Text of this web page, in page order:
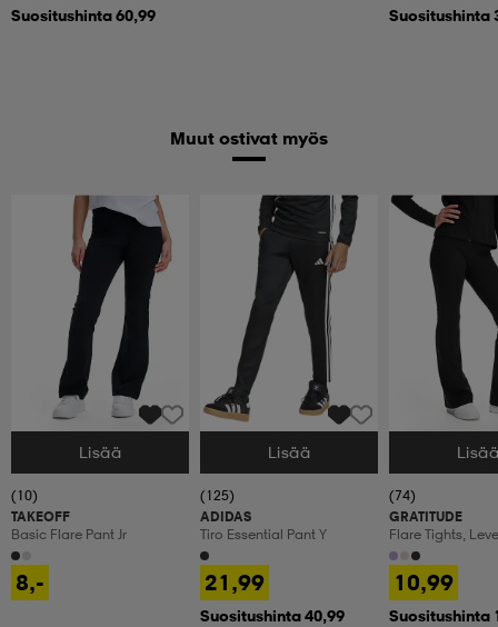
Suositushinta 60,99 Suositushinta
Muut ostivat myös
Valitse Koko
Lisää
(10)
TAKEOFF
Basic Flare Pant Jr
8,-
Valitse Koko
Lisää
(125)
ADIDAS
Tiro Essential Pant Y
21,99
Suositushinta 40,99
Valitse Koko
(74)
GRATITUDE
Flare Tights,
Treenitrikoot,
10,99
Suositushinta